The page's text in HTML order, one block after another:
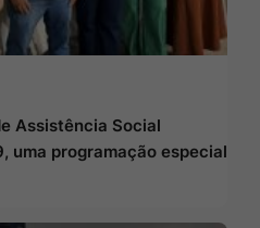
Assistência Social
uma programação especial